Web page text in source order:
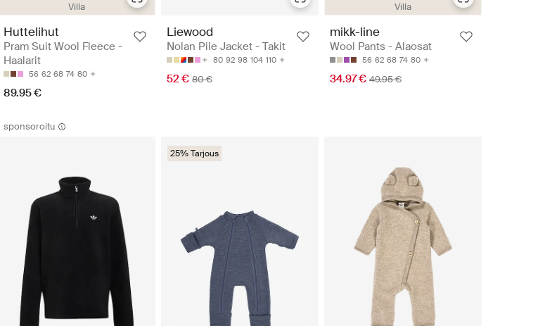
Villa
Huttelihut
Pram Suit Wool Fleece -
Haalarit
56 62 68 74 80
89.95 €
Liewood
Nolan Pile Jacket - Takit
80 92 98 104 110
52 € 80 €
Villa
mikk-line
Wool Pants - Alaosat
56 62 68 74 80
34.97 € 49.95 €
sponsoroitu
25% Tarjous